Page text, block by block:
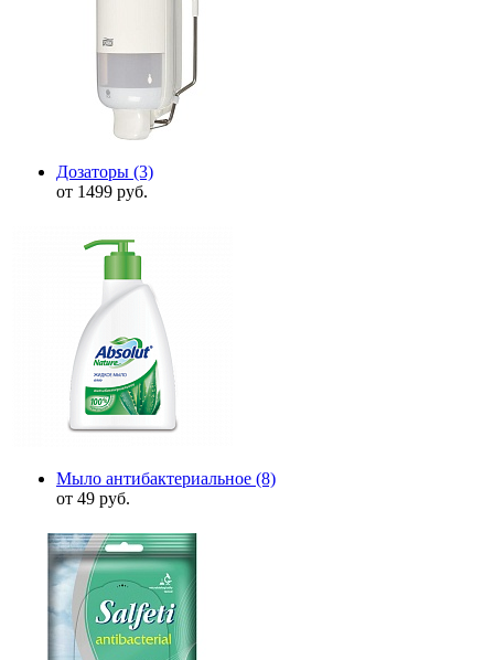
Дозаторы (3)
от 1499 руб.
Мыло антибактериальное (8)
от 49 руб.